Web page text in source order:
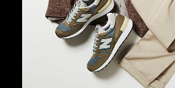
サイトマップ